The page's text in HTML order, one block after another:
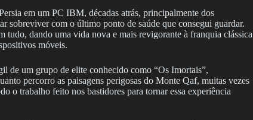
em um PC IBM, décadas atrás, principalmente dos
sobreviver com o último ponto de saúde que consegui guardar.
tudo, dando uma vida nova e mais revigorante à franquia clássica
móveis.
de um grupo de elite conhecido como “Os Imortais”,
percorro as paisagens perigosas do Monte Qaf, muitas vezes
o trabalho feito nos bastidores para tornar essa experiência